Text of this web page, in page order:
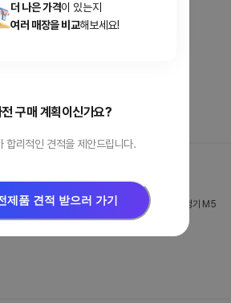
LG 퓨리케어 AI 오브제컬렉션 360˚ 공기청정기 M5
더 나은 가격이 있는지
여러 매장을 비교해보세요!
구매 계획이신가요?
합리적인 견적을 제안드립니다.
제품 견적 받으러 가기